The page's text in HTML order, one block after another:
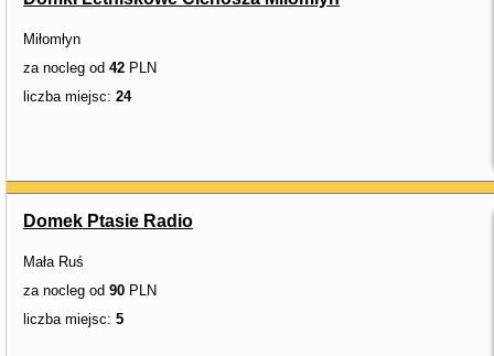
Miłomłyn
za nocleg od 42 PLN
liczba miejsc: 24
Domek Ptasie Radio
Mała Ruś
za nocleg od 90 PLN
liczba miejsc: 5